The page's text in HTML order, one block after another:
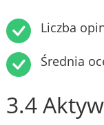
Liczba
Średnia
3.4